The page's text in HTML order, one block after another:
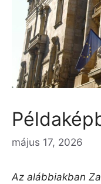
május 17, 2026
Az alábbiakban